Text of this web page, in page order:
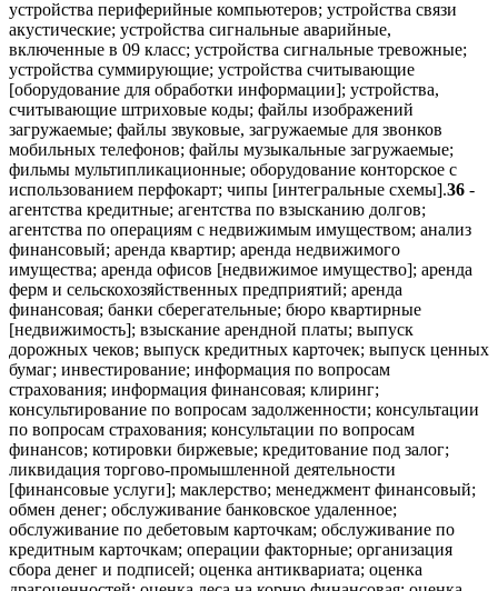
устройства периферийные компьютеров; устройства связи
акустические; устройства сигнальные аварийные,
включенные в 09 класс; устройства сигнальные тревожные;
устройства суммирующие; устройства считывающие
[оборудование для обработки информации]; устройства,
считывающие штриховые коды; файлы изображений
загружаемые; файлы звуковые, загружаемые для звонков
мобильных телефонов; файлы музыкальные загружаемые;
фильмы мультипликационные; оборудование конторское с
использованием перфокарт; чипы [интегральные схемы].36 -
агентства кредитные; агентства по взысканию долгов;
агентства по операциям с недвижимым имуществом; анализ
финансовый; аренда квартир; аренда недвижимого
имущества; аренда офисов [недвижимое имущество]; аренда
ферм и сельскохозяйственных предприятий; аренда
финансовая; банки сберегательные; бюро квартирные
[недвижимость]; взыскание арендной платы; выпуск
дорожных чеков; выпуск кредитных карточек; выпуск ценных
бумаг; инвестирование; информация по вопросам
страхования; информация финансовая; клиринг;
консультирование по вопросам задолженности; консультации
по вопросам страхования; консультации по вопросам
финансов; котировки биржевые; кредитование под залог;
ликвидация торгово-промышленной деятельности
[финансовые услуги]; маклерство; менеджмент финансовый;
обмен денег; обслуживание банковское удаленное;
обслуживание по дебетовым карточкам; обслуживание по
кредитным карточкам; операции факторные; организация
сбора денег и подписей; оценка антиквариата; оценка